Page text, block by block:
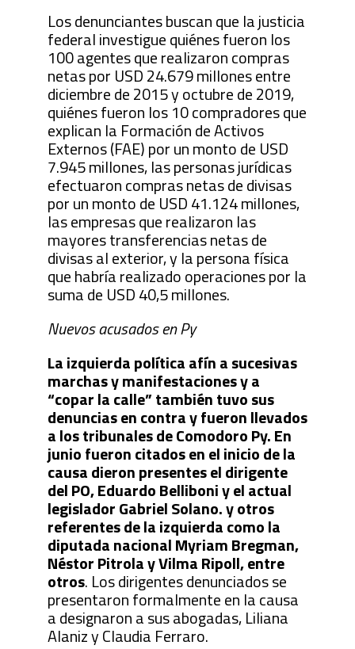
Los denunciantes buscan que la justicia
federal investigue quiénes fueron los
100 agentes que realizaron compras
netas por USD 24.679 millones entre
diciembre de 2015 y octubre de 2019,
quiénes fueron los 10 compradores que
explican la Formación de Activos
Externos (FAE) por un monto de USD
7.945 millones, las personas jurídicas
efectuaron compras netas de divisas
por un monto de USD 41.124 millones,
las empresas que realizaron las
mayores transferencias netas de
divisas al exterior, y la persona física
que habría realizado operaciones por la
suma de USD 40,5 millones.
Nuevos acusados en Py
La izquierda política afín a sucesivas
marchas y manifestaciones y a
“copar la calle” también tuvo sus
denuncias en contra y fueron llevados
a los tribunales de Comodoro Py. En
junio fueron citados en el inicio de la
causa dieron presentes el dirigente
del PO, Eduardo Belliboni y el actual
legislador Gabriel Solano. y otros
referentes de la izquierda como la
diputada nacional Myriam Bregman,
Néstor Pitrola y Vilma Ripoll, entre
otros. Los dirigentes denunciados se
presentaron formalmente en la causa
a designaron a sus abogadas, Liliana
Alaniz y Claudia Ferraro.